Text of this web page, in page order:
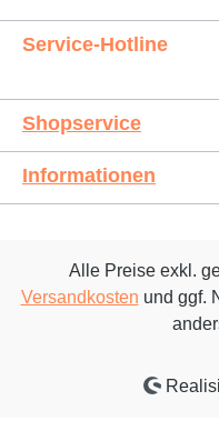
Service-Hotline
Shopservice
Informationen
Alle Preise exkl.
Versandkosten und ggf.